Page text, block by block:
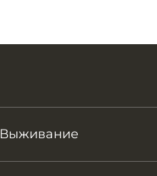
Выживание